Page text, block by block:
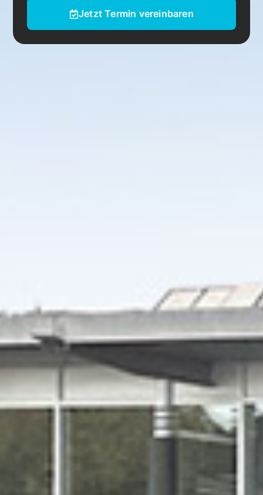
Jetzt Termin vereinbaren